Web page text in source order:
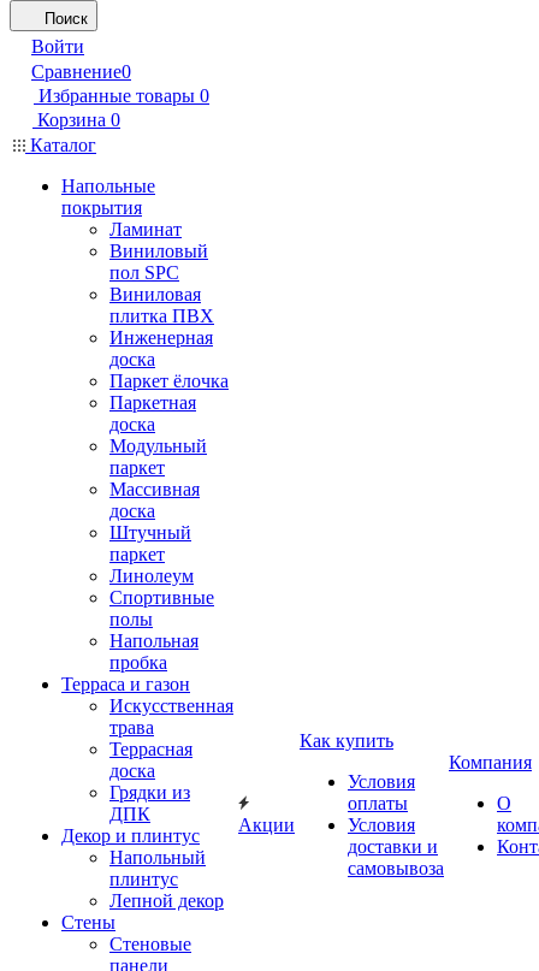
Поиск
Войти
Сравнение0
Избранные товары 0
Корзина 0
Каталог
Напольные
покрытия
Ламинат
Виниловый
пол SPC
Виниловая
плитка ПВХ
Инженерная
доска
Паркет ёлочка
Паркетная
доска
Модульный
паркет
Массивная
доска
Штучный
паркет
Линолеум
Спортивные
полы
Напольная
пробка
Терраса и газон
Искусственная
трава
Террасная
доска
Грядки из
ДПК
Декор и плинтус
Напольный
плинтус
Лепной декор
Стены
Стеновые
панели
Акции
Как купить
Условия
оплаты
Условия
доставки и
самовывоза
Компания
О